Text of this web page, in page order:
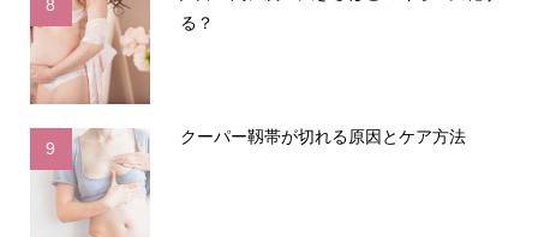
8
る？
9
クーパー靱帯が切れる原因とケア方法